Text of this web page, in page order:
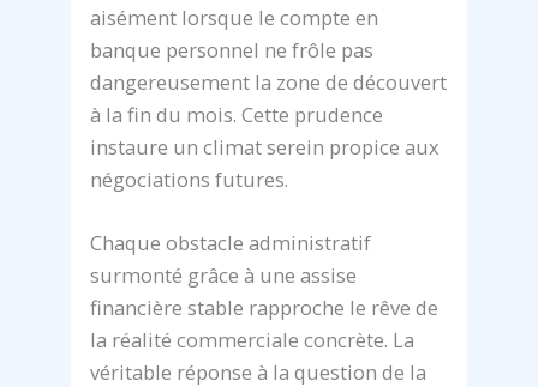
aisément lorsque le compte en
banque personnel ne frôle pas
dangereusement la zone de découvert
à la fin du mois. Cette prudence
instaure un climat serein propice aux
négociations futures.
Chaque obstacle administratif
surmonté grâce à une assise
financière stable rapproche le rêve de
la réalité commerciale concrète. La
véritable réponse à la question de la